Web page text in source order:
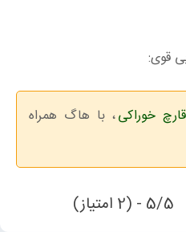
قوی:
خوراکی، با هاگ همراه
5/5 - (2 امتیاز)